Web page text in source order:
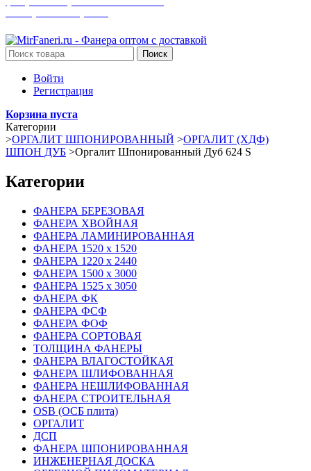
Поиск
Войти
Регистрация
Корзина пуста
Категории
>ОРГАЛИТ ШПОНИРОВАННЫЙ >ОРГАЛИТ (ХДФ)
ШПОН ДУБ >Оргалит Шпонированный Дуб 624 S
Категории
ФАНЕРА БЕРЕЗОВАЯ
ФАНЕРА ХВОЙНАЯ
ФАНЕРА ЛАМИНИРОВАННАЯ
ФАНЕРА 1520 х 1520
ФАНЕРА 1220 х 2440
ФАНЕРА 1500 х 3000
ФАНЕРА 1525 х 3050
ФАНЕРА ФК
ФАНЕРА ФСФ
ФАНЕРА ФОФ
ФАНЕРА СОРТОВАЯ
ТОЛЩИНА ФАНЕРЫ
ФАНЕРА ВЛАГОСТОЙКАЯ
ФАНЕРА ШЛИФОВАННАЯ
ФАНЕРА НЕШЛИФОВАННАЯ
ФАНЕРА СТРОИТЕЛЬНАЯ
OSB (ОСБ плита)
ОРГАЛИТ
ДСП
ФАНЕРА ШПОНИРОВАННАЯ
ИНЖЕНЕРНАЯ ДОСКА